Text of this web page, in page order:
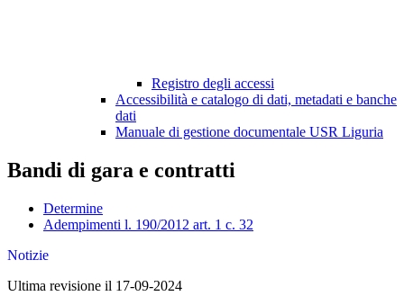
Registro degli accessi
Accessibilità e catalogo di dati, metadati e banche
dati
Manuale di gestione documentale USR Liguria
Bandi di gara e contratti
Determine
Adempimenti l. 190/2012 art. 1 c. 32
Notizie
Ultima revisione il 17-09-2024